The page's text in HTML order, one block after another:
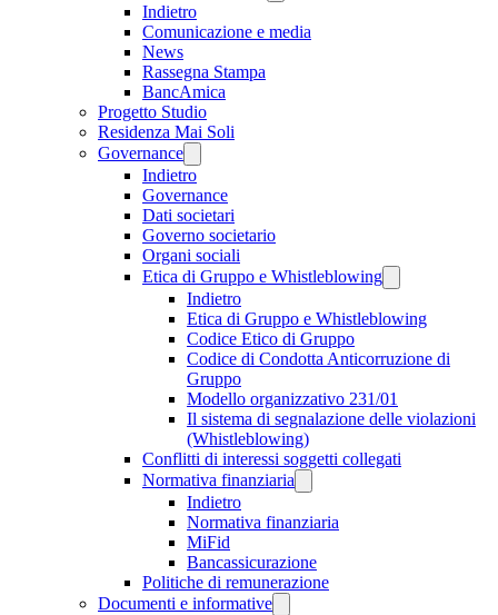
Indietro
Comunicazione e media
News
Rassegna Stampa
BancAmica
Progetto Studio
Residenza Mai Soli
Governance
Indietro
Governance
Dati societari
Governo societario
Organi sociali
Etica di Gruppo e Whistleblowing
Indietro
Etica di Gruppo e Whistleblowing
Codice Etico di Gruppo
Codice di Condotta Anticorruzione di
Gruppo
Modello organizzativo 231/01
Il sistema di segnalazione delle violazioni
(Whistleblowing)
Conflitti di interessi soggetti collegati
Normativa finanziaria
Indietro
Normativa finanziaria
MiFid
Bancassicurazione
Politiche di remunerazione
Documenti e informative